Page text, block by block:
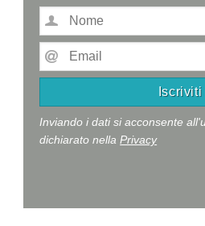
Inviando i dati si acconsente
dichiarato nellaPrivacy